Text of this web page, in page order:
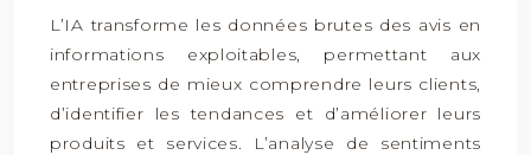
L’IA transforme les données brutes des avis en
informations exploitables, permettant aux
entreprises de mieux comprendre leurs clients,
d’identifier les tendances et d’améliorer leurs
produits et services. L’analyse de sentiments